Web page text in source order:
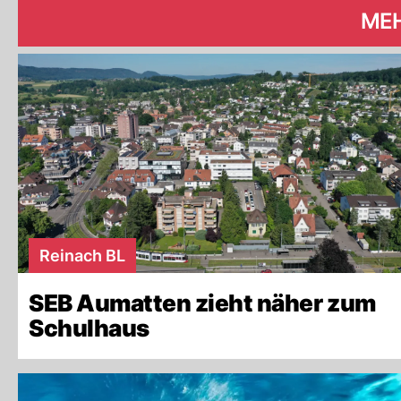
Reinach BL
SEB Aumatten zieht näher zum
Schulhaus